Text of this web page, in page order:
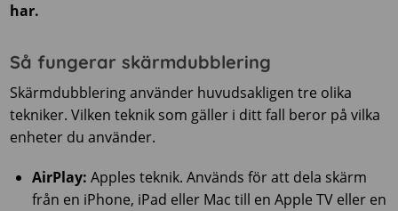
har.
Så fungerar skärmdubblering
Skärmdubblering använder huvudsakligen tre olika
tekniker. Vilken teknik som gäller i ditt fall beror på vilka
enheter du använder.
AirPlay: Apples teknik. Används för att dela skärm
från en iPhone, iPad eller Mac till en Apple TV eller en